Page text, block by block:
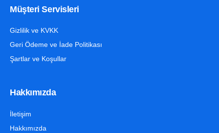
Müşteri Servisleri
Gizlilik ve KVKK
Geri Ödeme ve İade Politikası
Şartlar ve Koşullar
Hakkımızda
İletişim
Hakkımızda